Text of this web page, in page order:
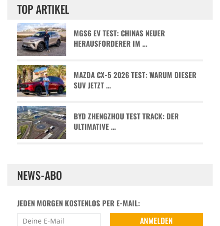
TOP ARTIKEL
MGS6 EV TEST: CHINAS NEUER
HERAUSFORDERER IM …
MAZDA CX-5 2026 TEST: WARUM DIESER
SUV JETZT …
BYD ZHENGZHOU TEST TRACK: DER
ULTIMATIVE …
NEWS-ABO
JEDEN MORGEN KOSTENLOS PER E-MAIL: